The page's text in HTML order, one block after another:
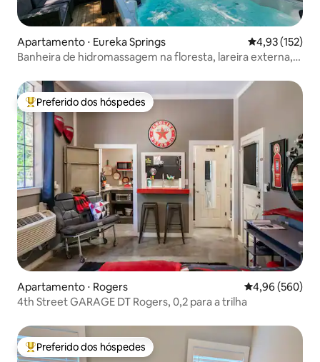
Apartamento ⋅ Eureka Springs 4,93 de uma
4,93 (152)
Banheira de hidromassagem na floresta, lareira externa,
Entre os melhores preferidos dos hóspedes
Preferido dos hóspedes
Apartamento ⋅ Rogers 4,96 de uma
4,96 (560)
4th Street GARAGE DT Rogers, 0,2 para a trilha
Entre os melhores preferidos dos hóspedes
Preferido dos hóspedes